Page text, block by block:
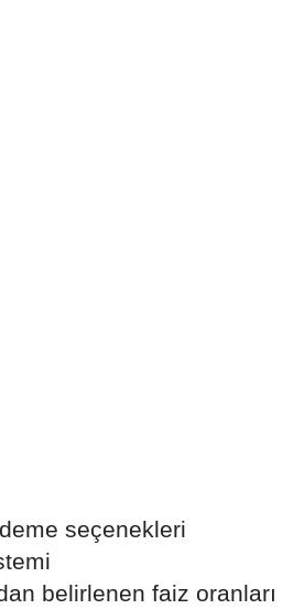
seçenekleri
belirlenen faiz oranları